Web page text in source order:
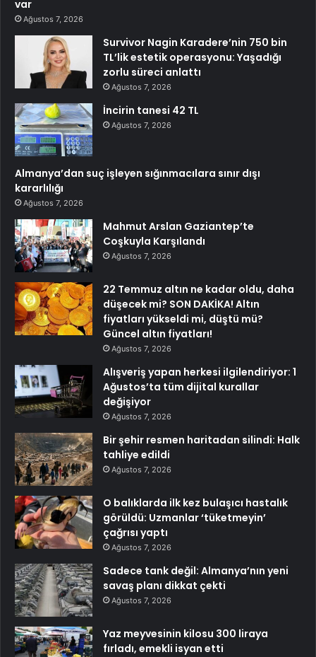
var
Ağustos 7, 2026
Survivor Nagin Karadere’nin 750 bin
TL’lik estetik operasyonu: Yaşadığı
zorlu süreci anlattı
Ağustos 7, 2026
İncirin tanesi 42 TL
Ağustos 7, 2026
Almanya’dan suç işleyen sığınmacılara sınır dışı
kararlılığı
Ağustos 7, 2026
Mahmut Arslan Gaziantep’te
Coşkuyla Karşılandı
Ağustos 7, 2026
22 Temmuz altın ne kadar oldu, daha
düşecek mi? SON DAKİKA! Altın
fiyatları yükseldi mi, düştü mü?
Güncel altın fiyatları!
Ağustos 7, 2026
Alışveriş yapan herkesi ilgilendiriyor: 1
Ağustos’ta tüm dijital kurallar
değişiyor
Ağustos 7, 2026
Bir şehir resmen haritadan silindi: Halk
tahliye edildi
Ağustos 7, 2026
O balıklarda ilk kez bulaşıcı hastalık
görüldü: Uzmanlar ‘tüketmeyin’
çağrısı yaptı
Ağustos 7, 2026
Sadece tank değil: Almanya’nın yeni
savaş planı dikkat çekti
Ağustos 7, 2026
Yaz meyvesinin kilosu 300 liraya
fırladı, emekli isyan etti